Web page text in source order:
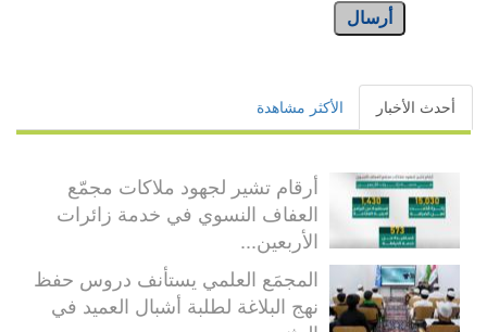
أرسال
أحدث الأخبار الأكثر مشاهدة
أرقام تشير لجهود ملاكات مجمّع
العفاف النسوي في خدمة زائرات
الأربعين...
المجمَع العلمي يستأنف دروس حفظ
نهج البلاغة لطلبة أشبال العميد في